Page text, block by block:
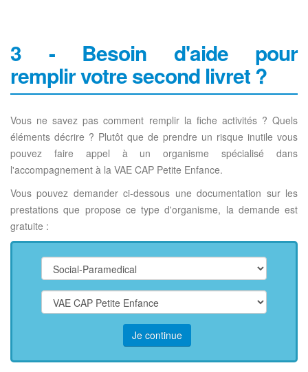
3 - Besoin d'aide pour
remplir votre second livret ?
Vous ne savez pas comment remplir la fiche activités ? Quels
éléments décrire ? Plutôt que de prendre un risque inutile vous
pouvez faire appel à un organisme spécialisé dans
l'accompagnement à la VAE CAP Petite Enfance.
Vous pouvez demander ci-dessous une documentation sur les
prestations que propose ce type d'organisme, la demande est
gratuite :
Je continue